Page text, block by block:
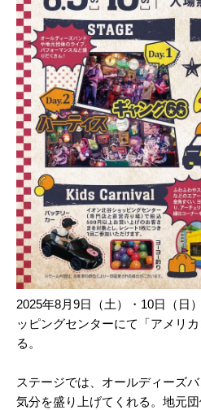
2025年8月9日（土）・10日（日
ッピングセンターにて「アメリ
る。
ステージでは、オールディーズ
気分を盛り上げてくれる。地元